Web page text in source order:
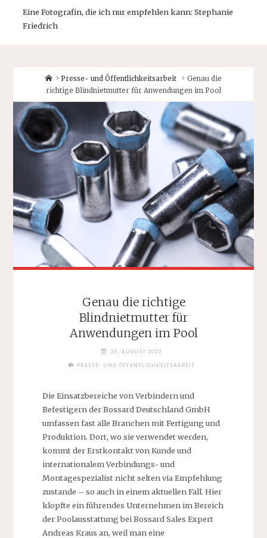
Eine Fotografin, die ich nur empfehlen kann: Stephanie
Friedrich
HomePresse- und Öffentlichkeitsarbeit
Genau die
richtige Blindnietmutter für Anwendungen im Pool
Genau die richtige
Blindnietmutter für
Anwendungen im Pool
25. AUGUST 2022
PRESSE- UND ÖFFENTLICHKEITSARBEIT
Die Einsatzbereiche von Verbindern und
Befestigern der Bossard Deutschland GmbH
umfassen fast alle Branchen mit Fertigung und
Produktion. Dort, wo sie verwendet werden,
kommt der Erstkontakt von Kunde und
internationalem Verbindungs- und
Montagespezialist nicht selten via Empfehlung
zustande – so auch in einem aktuellen Fall. Hier
klopfte ein führendes Unternehmen im Bereich
der Poolausstattung bei Bossard Sales Expert
Andreas Kraus an, weil man eine